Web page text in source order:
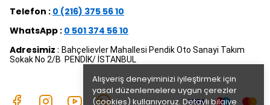
Alışveriş deneyiminizi iyileştirmek için
yasal düzenlemelere uygun çerezler
(cookies) kullanıyoruz. Detaylı bilgiye
Telefon : 0 (216) 375 56 10
WhatsApp : 0 501 374 56 10
Adresimiz : Bahçelievler Mahallesi Pendik Oto Sanayi Takım
Sokak No 2/B PENDİK/ İSTANBUL